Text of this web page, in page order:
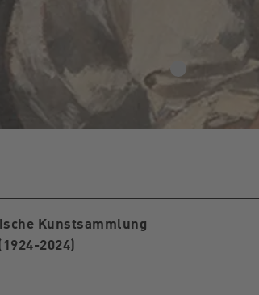
Kunstsammlung
2024)